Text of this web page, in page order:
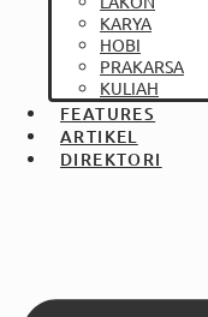
KARYA
HOBI
PRAKARSA
KULIAH
FEATURES
ARTIKEL
DIREKTORI